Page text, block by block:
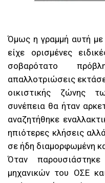
Όμως η γραμμή αυτή με
είχε ορισμένες
σοβαρότατο
απαλλοτριώσεις
οικιστικής ζώνης
συνέπεια θα ήταν
αναζητήθηκε
ηπιότερες κλήσεις
σε ήδη διαμορφωμένη
Όταν
μηχανικών του ΟΣΕ